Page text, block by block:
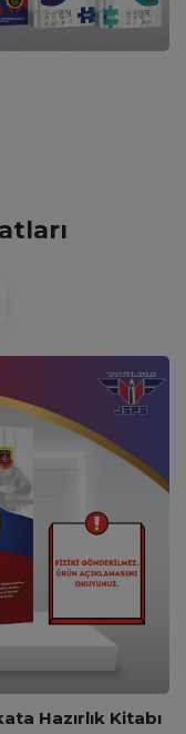
Hazırlık Kitabı